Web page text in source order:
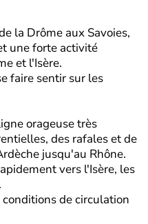
la Drôme aux Savoies,
une forte activité
et l'Isère.
faire sentir sur les
orageuse très
des rafales et de
jusqu'au Rhône.
vers l'Isère, les
de circulation